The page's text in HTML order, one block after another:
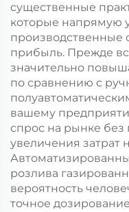
существенные
которые напрямую
производственные
прибыль. Прежде
значительно
по сравнению с
вашему
спрос на рынке
увеличения затрат
розлива
вероятность
точное